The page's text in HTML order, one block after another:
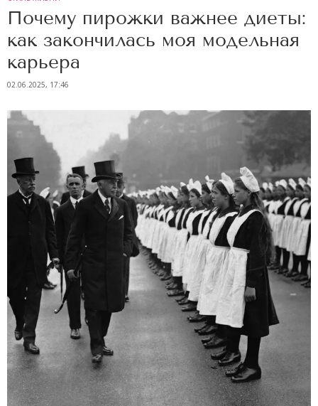
Почему пирожки важнее диеты:
как закончилась моя модельная
карьера
02.06.2025, 17:46